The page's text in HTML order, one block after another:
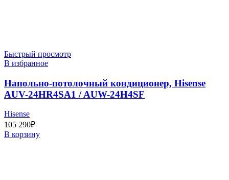
Быстрый просмотр
В избранное
Напольно-потолочный кондиционер, Hisense
AUV-24HR4SA1 / AUW-24H4SF
Hisense
105 290₽
В корзину